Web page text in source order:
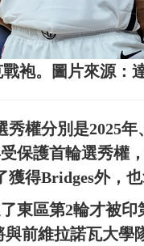
袍。圖片來源：
權分別是2025年
保護首輪選秀權
得Bridges外，也
東區第2輪才被
前維拉諾瓦大學